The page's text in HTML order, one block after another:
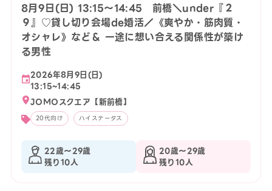
8月9日(日) 13:15〜14:45 前橋＼under『２
９』♡貸し切り会場de婚活／《爽やか・筋肉質・
オシャレ》など＆ 一途に想い合える関係性が築け
る男性
2026年8月9日(日)
13:15~14:45
JOMOスクエア【新前橋】
20代向け ハイステータス
22歳〜29歳
残り10人
20歳〜29歳
残り10人